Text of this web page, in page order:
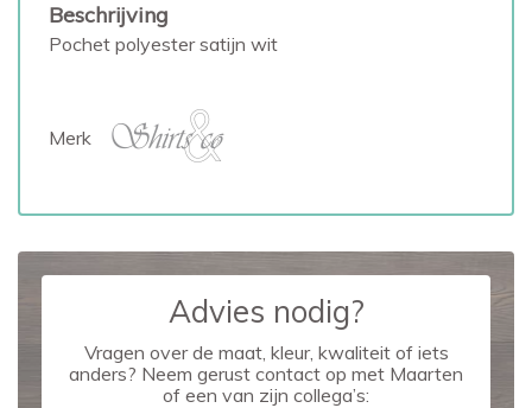
Beschrijving
Pochet polyester satijn wit
Merk
Advies nodig?
Vragen over de maat, kleur, kwaliteit of iets
anders? Neem gerust contact op met Maarten
of een van zijn collega’s: